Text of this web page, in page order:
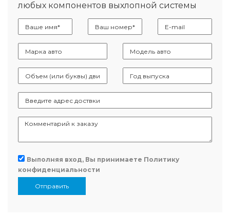
любых компонентов выхлопной системы
Выполняя вход, Вы принимаете Политику
конфиденциальности
Отправить